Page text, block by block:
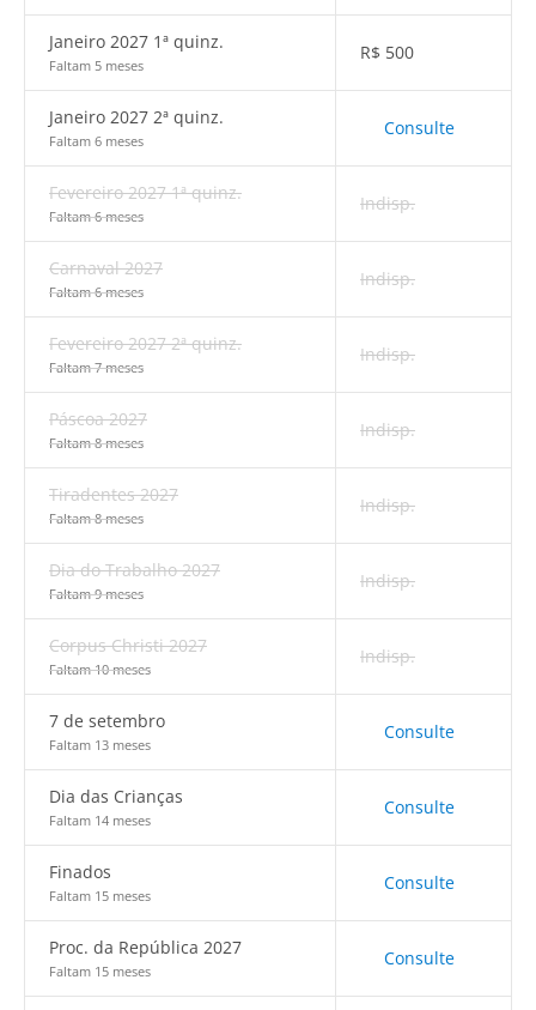
Janeiro 2027 1ª quinz.
Faltam 5 meses
R$ 500
Janeiro 2027 2ª quinz.
Faltam 6 meses
Consulte
Fevereiro 2027 1ª quinz.
Faltam 6 meses
Indisp.
Carnaval 2027
Faltam 6 meses
Indisp.
Fevereiro 2027 2ª quinz.
Faltam 7 meses
Indisp.
Páscoa 2027
Faltam 8 meses
Indisp.
Tiradentes 2027
Faltam 8 meses
Indisp.
Dia do Trabalho 2027
Faltam 9 meses
Indisp.
Corpus Christi 2027
Faltam 10 meses
Indisp.
7 de setembro
Faltam 13 meses
Consulte
Dia das Crianças
Faltam 14 meses
Consulte
Finados
Faltam 15 meses
Consulte
Proc. da República 2027
Faltam 15 meses
Consulte